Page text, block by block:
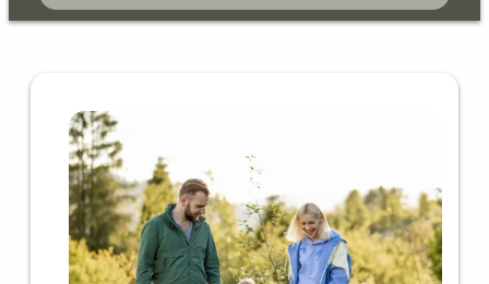
Offer details of VAYA Hotel